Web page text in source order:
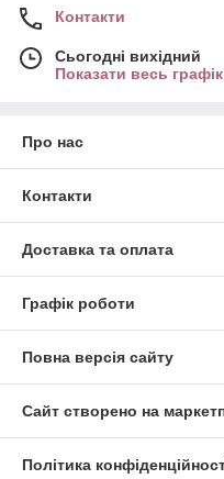
Контакти
Сьогодні вихідний
Показати весь
Про нас
Контакти
Доставка та оплата
Графік роботи
Повна версія сайту
Сайт створено на
Політика